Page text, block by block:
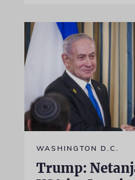
WASHINGTON D.C.
Trump: